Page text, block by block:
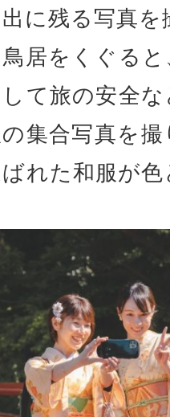
に残る写真
居をくぐる
て旅の安全
集合写真を
れた和服が